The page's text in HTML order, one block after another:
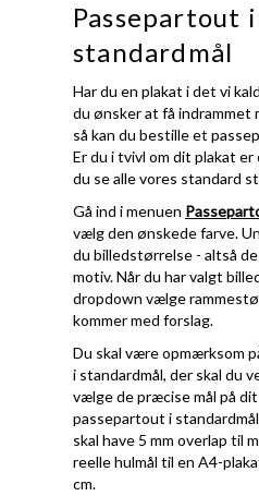
Passepartout i
standardmål
Har du en plakat i det vi
du ønsker at få indrammet
så kan du bestille et
Er du i tvivl om dit plakat er
du se alle vores standard
Gå ind i menuen
vælg den ønskede farve.
du billedstørrelse - altså
motiv. Når du har valgt
dropdown vælge
kommer med forslag.
Du skal være opmærksom
i standardmål, der skal du
vælge de præcise mål på
passepartout i
skal have 5 mm overlap til
reelle hulmål til en A4-
cm.